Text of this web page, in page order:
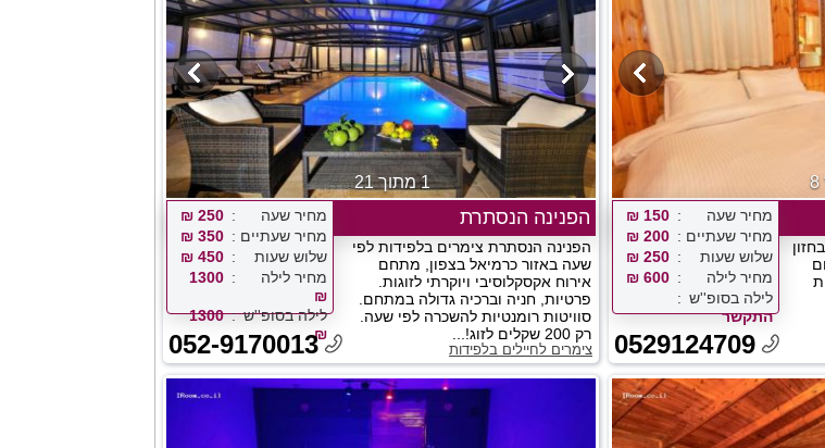
מחיר שעה
150 ₪
מחיר שעתיים
200 ₪
שלוש שעות
250 ₪
מחיר לילה
600 ₪
לילה בסופ''ש
התקשר
0529124709
1 מתוך 21
הפנינה הנסתרת
הפנינה הנסתרת צימרים בלפידות לפי
שעה באזור כרמיאל בצפון, מתחם
אירוח אקסקלוסיבי ויוקרתי לזוגות.
פרטיות, חניה וברכיה גדולה במתחם.
סוויטות רומנטיות להשכרה לפי שעה.
רק 200 שקלים לזוג!...
צימרים לחיילים בלפידות
מחיר שעה
250 ₪
מחיר שעתיים
350 ₪
שלוש שעות
450 ₪
מחיר לילה
1300
₪
לילה בסופ''ש
1300
₪
052-9170013